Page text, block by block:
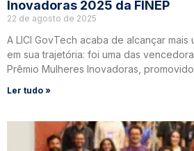
Inovadoras 2025 da FINEP
22 de agosto de 2025
A LICI GovTech acaba de alcançar mais
em sua trajetória: foi uma das
Prêmio Mulheres Inovadoras, promovido
Ler tudo »